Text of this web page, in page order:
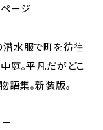
ージ
潜水服で町を彷徨
庭。平凡だがどこ
集。新装版。